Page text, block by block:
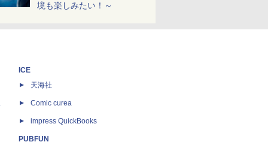
境も楽しみたい！～
ICE
天海社
Comic curea
impress QuickBooks
PUBFUN